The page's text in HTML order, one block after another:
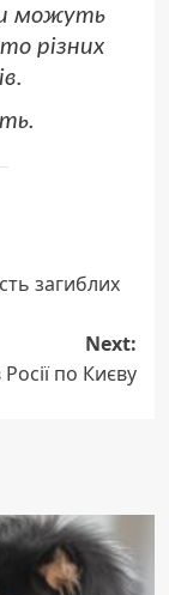
можуть
різних
загиблих
Next:
по Києву